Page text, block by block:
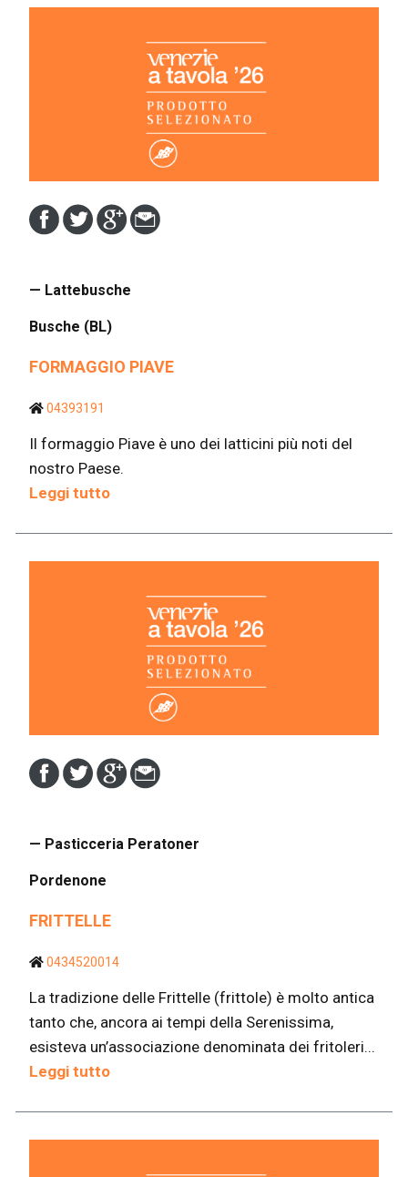
— Lattebusche
Busche (BL)
FORMAGGIO PIAVE
04393191
Il formaggio Piave è uno dei latticini più noti del
nostro Paese.
Leggi tutto
— Pasticceria Peratoner
Pordenone
FRITTELLE
0434520014
La tradizione delle Frittelle (frittole) è molto antica
tanto che, ancora ai tempi della Serenissima,
esisteva un’associazione denominata dei fritoleri...
Leggi tutto